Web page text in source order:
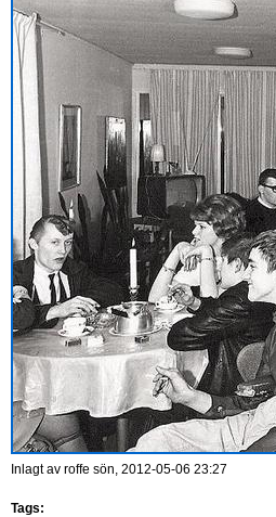
Inlagt av roffe sön, 2012-05-06 23:27
Tags: